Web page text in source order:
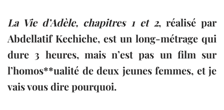
La Vie d’Adèle, chapitres 1 et 2, réalisé par
Abdellatif Kechiche, est un long-métrage qui
dure 3 heures, mais n’est pas un film sur
l’homos**ualité de deux jeunes femmes, et je
vais vous dire pourquoi.